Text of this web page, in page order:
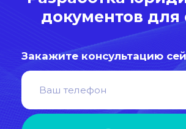
Закажите консультацию сейчас
Отправить
Нажимая кнопку «Отправить», вы даете
обработку персональных данных в соответствии с